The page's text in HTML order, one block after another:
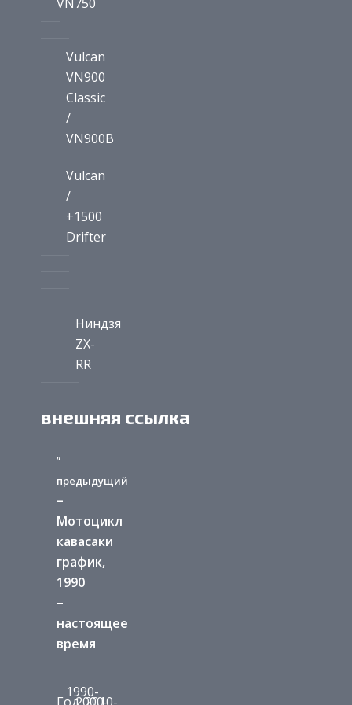
Vulcan
VN900
Classic
/
VN900B
Vulcan
/
+1500
Drifter
Ниндзя
ZX-
RR
внешняя ссылка
”
предыдущий
–
Мотоцикл
кавасаки
график,
1990
–
настоящее
время
Год
1990-
2000-
2010-